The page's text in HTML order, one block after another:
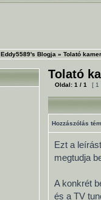
Eddy5589's Blogja » Tolató
Tolató
Oldal: 1 / 1 [ 1
Hozzászólás
Ezt a
megtudja
A konkrét
és a TV